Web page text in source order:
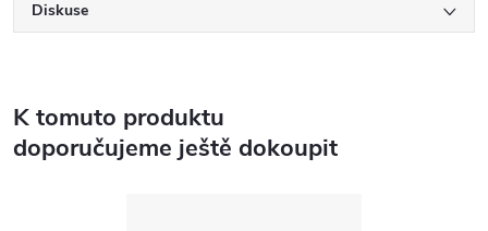
Diskuse
K tomuto produktu
doporučujeme ještě dokoupit